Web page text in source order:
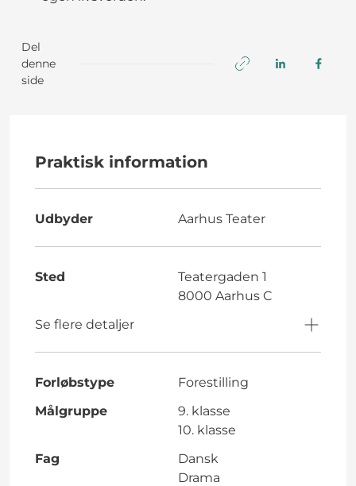
Del
denne
side
Praktisk information
Udbyder Aarhus Teater
Sted
Teatergaden 1
8000 Aarhus C
Se flere detaljer
Forløbstype
Forestilling
Målgruppe
9. klasse
10. klasse
Fag
Dansk
Drama